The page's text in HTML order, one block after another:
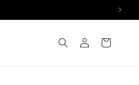
ConnexionPanier